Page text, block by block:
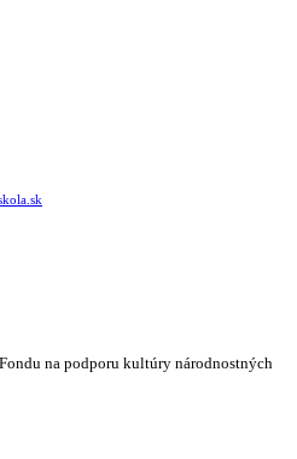
na podporu kultúry národnostných